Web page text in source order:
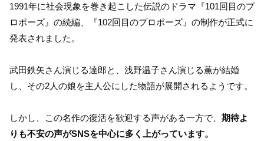
1991年に社会現象を巻き起こした伝説のドラマ『101回目のプ
ロポーズ』の続編、『102回目のプロポーズ』の制作が正式に
発表されました。
武田鉄矢さん演じる達郎と、浅野温子さん演じる薫が結婚
し、その2人の娘を主人公にした物語が展開されるようです。
しかし、この名作の復活を歓迎する声がある一方で、 期待よ
りも不安の声がSNSを中心に多く上がっています。